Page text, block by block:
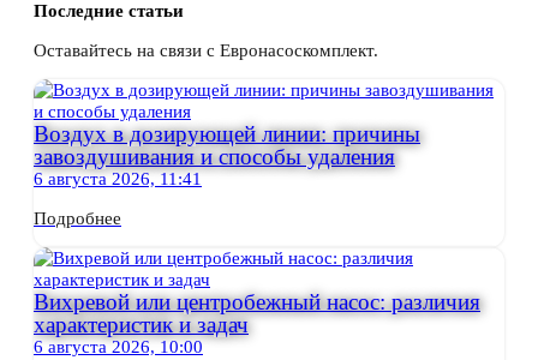
Последние статьи
Оставайтесь на связи с Евронасоскомплект.
Воздух в дозирующей линии: причины
завоздушивания и способы удаления
6 августа 2026, 11:41
Подробнее
Вихревой или центробежный насос: различия
характеристик и задач
6 августа 2026, 10:00